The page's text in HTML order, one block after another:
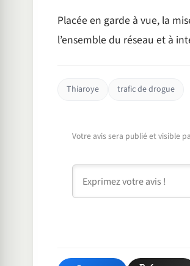
Placée en garde à vue, la
l’ensemble du réseau et à
Thiaroye trafic de drogue
Votre avis sera publié et visible
Commentaire